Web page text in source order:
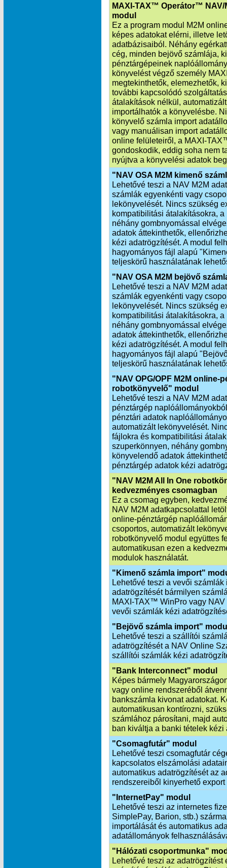
MAXI-TAX™ Operátor™ NAV/
modul
Ez a program modul M2M
képes adatokat elérni, illetve
adatbázisaiból. Néhány
cég, minden bejövő számlája,
pénztárgépeinek
könyvelést végző személy
megtekinthetők, elemezhetők,
további kapcsolódó
átalakítások nélkül,
importálhatók a könyvelésbe.
könyvelő számla import
vagy manuálisan import
online felületeiről, a
gondoskodik, eddig soha nem
nyújtva a könyvelési adatok
"NAV OSA M2M kimenő
Lehetővé teszi a NAV M2M
számlák egyenkénti vagy
lekönyvelését. Nincs szükség
kompatibilitási átalakításokra,
néhány gombnyomással
adatok áttekinthetők,
kézi adatrögzítését. A modul
hagyományos fájl alapú
teljeskörű használatának
"NAV OSA M2M bejövő
Lehetővé teszi a NAV M2M
számlák egyenkénti vagy
lekönyvelését. Nincs szükség
kompatibilitási átalakításokra,
néhány gombnyomással
adatok áttekinthetők,
kézi adatrögzítését. A modul
hagyományos fájl alapú
teljeskörű használatának
"NAV OPG/OPF M2M online-
robotkönyvelő" modul
Lehetővé teszi a NAV M2M
pénztárgép
pénztári adatok
automatizált lekönyvelését.
fájlokra és kompatibilitási
szuperkönnyen, néhány
könyvelendő adatok
pénztárgép adatok kézi
"NAV M2M All In One
kedvezményes csomagban
Ez a csomag egyben,
NAV M2M adatkapcsolattal
online-pénztárgép
csoportos, automatizált
robotkönyvelő modul együttes
automatikusan ezen a
modulok használatát.
"Kimenő számla import"
Lehetővé teszi a vevői
adatrögzítését bármilyen
MAXI‑TAX™ WinPro vagy
vevői számlák kézi
"Bejövő számla import"
Lehetővé teszi a szállítói
adatrögzítését a NAV Online
szállítói számlák kézi
"Bank Interconnect" modul
Képes bármely
vagy online rendszeréből
bankszámla kivonat adatokat.
automatikusan kontírozni,
számlához párosítani, majd
ban kiváltja a banki tételek kézi
"Csomagfutár" modul
Lehetővé teszi csomagfutár
kapcsolatos elszámolási
automatikus adatrögzítését az
rendszereiből kinyerhető
"InternetPay" modul
Lehetővé teszi az internetes
SimplePay, Barion, stb.)
importálását és automatikus
adatállományok
"Hálózati csoportmunka"
Lehetővé teszi az